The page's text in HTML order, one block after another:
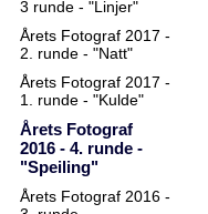
3 runde - "Linjer"
Årets Fotograf 2017 -
2. runde - "Natt"
Årets Fotograf 2017 -
1. runde - "Kulde"
Årets Fotograf
2016 - 4. runde -
"Speiling"
Årets Fotograf 2016 -